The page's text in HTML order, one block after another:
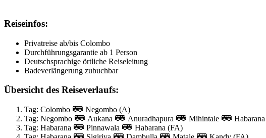
Reiseinfos:
Privatreise ab/bis Colombo
Durchführungsgarantie ab 1 Person
Deutschsprachige örtliche Reiseleitung
Badeverlängerung zubuchbar
Übersicht des Reiseverlaufs:
Tag: Colombo
Negombo (A)
Tag: Negombo
Aukana Anuradhapura Mihintale
Tag: Habarana
Pinnawala
Habarana (FA)